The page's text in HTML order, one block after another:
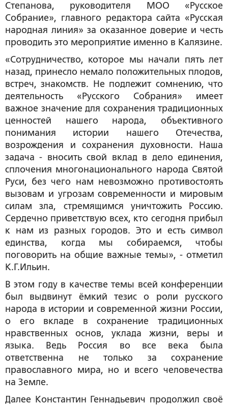
Степанова, руководителя МОО «Русское
Собрание», главного редактора сайта «Русская
народная линия» за оказанное доверие и честь
проводить это мероприятие именно в Калязине.
«Сотрудничество, которое мы начали пять лет
назад, принесло немало положительных плодов,
встреч, знакомств. Не подлежит сомнению, что
деятельность «Русского Собрания» имеет
важное значение для сохранения традиционных
ценностей нашего народа, объективного
понимания истории нашего Отечества,
возрождения и сохранения духовности. Наша
задача - вносить свой вклад в дело единения,
сплочения многонационального народа Святой
Руси, без чего нам невозможно противостоять
вызовам и угрозам современности и мировым
силам зла, стремящимся уничтожить Россию.
Сердечно приветствую всех, кто сегодня прибыл
к нам из разных городов. Это и есть символ
единства, когда мы собираемся, чтобы
поговорить на общие важные темы», - отметил
К.Г.Ильин.
В этом году в качестве темы всей конференции
был выдвинут ёмкий тезис о роли русского
народа в истории и современной жизни России,
о его вкладе в сохранение традиционных
нравственных основ, уклада жизни, веры и
языка. Ведь Россия во все века была
ответственна не только за сохранение
православного мира, но и всего человечества
на Земле.
Далее Константин Геннадьевич продолжил своё